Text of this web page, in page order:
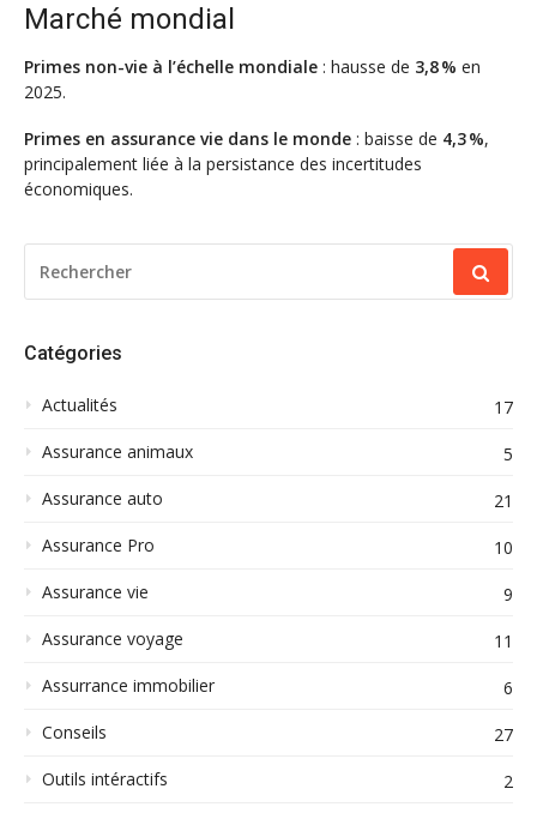
Marché mondial
Primes non-vie à l’échelle mondiale : hausse de 3,8 % en
2025.
Primes en assurance vie dans le monde : baisse de 4,3 %,
principalement liée à la persistance des incertitudes
économiques.
POUR
:
Catégories
Actualités
17
Assurance animaux
5
Assurance auto
21
Assurance Pro
10
Assurance vie
9
Assurance voyage
11
Assurrance immobilier
6
Conseils
27
Outils intéractifs
2